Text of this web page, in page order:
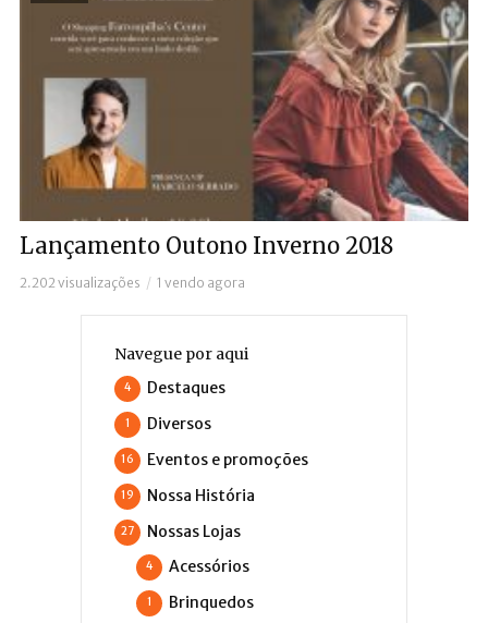
Lançamento Outono Inverno 2018
2.202 visualizações 1 vendo agora
Navegue por aqui
Destaques
4
Diversos
1
Eventos e promoções
16
Nossa História
19
Nossas Lojas
27
Acessórios
4
Brinquedos
1